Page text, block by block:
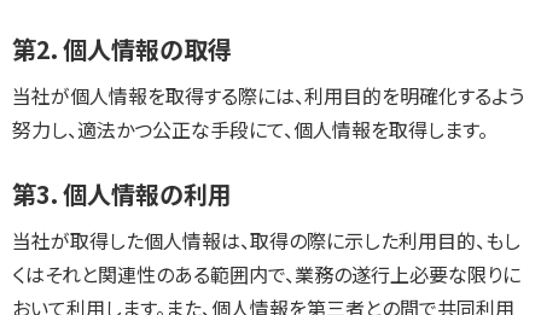
第2．個人情報の取得
当社が個人情報を取得する際には、利用目的を明確化するよう
努力し、適法かつ公正な手段にて、個人情報を取得します。
第3．個人情報の利用
当社が取得した個人情報は、取得の際に示した利用目的、もし
くはそれと関連性のある範囲内で、業務の遂行上必要な限りに
おいて利用します。また、個人情報を第三者との間で共同利用